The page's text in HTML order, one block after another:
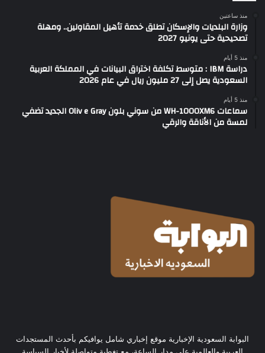
منذ ساعتين
وزارة البلديات والإسكان تطلق خدمة تأهيل المقاولين.. ومهلة
تصحيحية حتى يونيو 2027
منذ 5 أيام
دراسة IBM : متوسط تكلفة اختراق البيانات في المملكة العربية
السعودية يصل إلى 27 مليون ريال في عام 2026
منذ 5 أيام
سماعات WH-1000XM6 من سوني بلون Oliv e Gray الجديد تضفي
لمسة من الأناقة والرقي
البوابة السعودية الإخبارية موقع إخباري شامل يوافيكم بأحدث المستجدات